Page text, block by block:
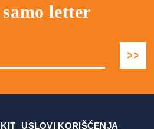
letter
USLOVI KORIŠĆENJA